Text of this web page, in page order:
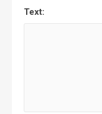
Text: